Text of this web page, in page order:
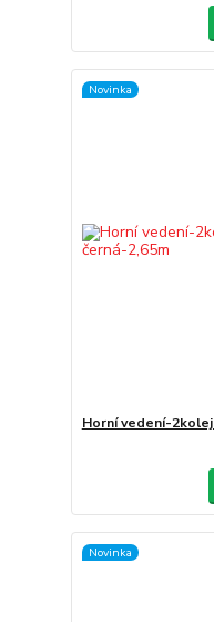
Novinka
Horní vedení-
Novinka